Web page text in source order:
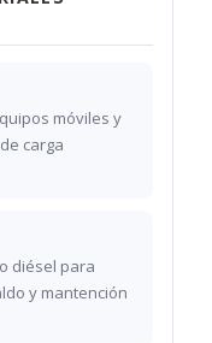
móviles y
carga
diésel para
y mantención